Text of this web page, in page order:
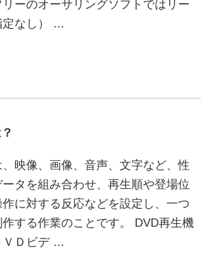
ーのオーサリングソフトではリー
定なし） …
映像、画像、音声、文字など、性
タを組み合わせ、再生順や登場位
に対する反応などを設定し、一つ
する作業のことです。 DVD再生機
ＶＤビデ …